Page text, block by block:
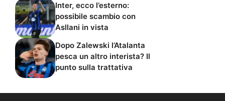
Inter, ecco l’esterno:
possibile scambio con
Asllani in vista
Dopo Zalewski l’Atalanta
pesca un altro interista? Il
punto sulla trattativa